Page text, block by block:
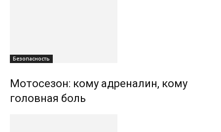
Безопасность
Мотосезон: кому адреналин, кому
головная боль